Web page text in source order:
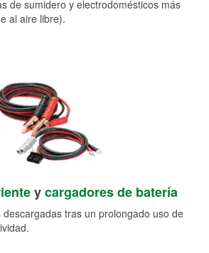
de sumidero y electrodomésticos más
al aire libre).
ycargadores de batería
tras un prolongado uso de